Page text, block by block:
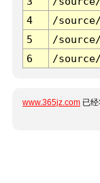
4
/
5
/
6
/
www.365jz.com 已